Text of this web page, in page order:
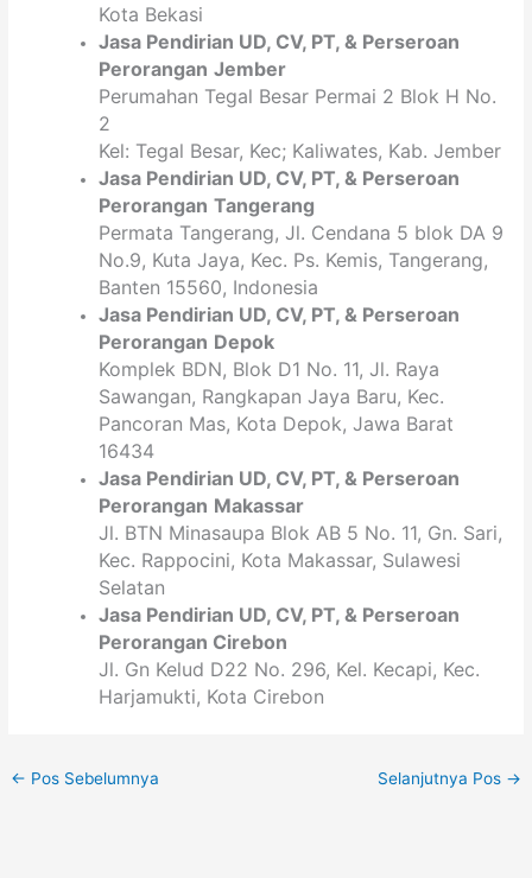
Kota Bekasi
Jasa Pendirian UD, CV, PT, & Perseroan
Perorangan Jember
Perumahan Tegal Besar Permai 2 Blok H No.
2
Kel: Tegal Besar, Kec; Kaliwates, Kab. Jember
Jasa Pendirian UD, CV, PT, & Perseroan
Perorangan Tangerang
Permata Tangerang, Jl. Cendana 5 blok DA 9
No.9, Kuta Jaya, Kec. Ps. Kemis, Tangerang,
Banten 15560, Indonesia
Jasa Pendirian UD, CV, PT, & Perseroan
Perorangan Depok
Komplek BDN, Blok D1 No. 11, Jl. Raya
Sawangan, Rangkapan Jaya Baru, Kec.
Pancoran Mas, Kota Depok, Jawa Barat
16434
Jasa Pendirian UD, CV, PT, & Perseroan
Perorangan Makassar
Jl. BTN Minasaupa Blok AB 5 No. 11, Gn. Sari,
Kec. Rappocini, Kota Makassar, Sulawesi
Selatan
Jasa Pendirian UD, CV, PT, & Perseroan
Perorangan Cirebon
Jl. Gn Kelud D22 No. 296, Kel. Kecapi, Kec.
Harjamukti, Kota Cirebon
← Pos Sebelumnya Selanjutnya Pos →